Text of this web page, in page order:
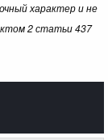
характер и не
2 статьи 437